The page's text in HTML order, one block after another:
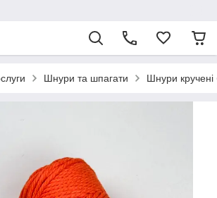
Шнури та шпагати Шнури